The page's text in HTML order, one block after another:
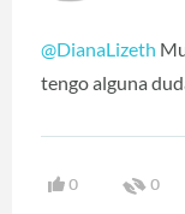
@DianaLizeth
tengo alguna
0 0